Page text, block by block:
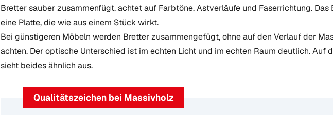
Bretter sauber zusammenfügt, achtet auf Farbtöne, Astverläufe und Faserrichtung. Das
eine Platte, die wie aus einem Stück wirkt.
Bei günstigeren Möbeln werden Bretter zusammengefügt, ohne auf den Verlauf der
achten. Der optische Unterschied ist im echten Licht und im echten Raum deutlich. Auf
sieht beides ähnlich aus.
Qualitätszeichen bei Massivholz